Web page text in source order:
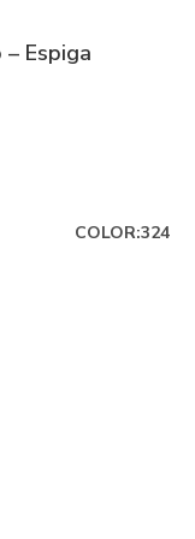
Espiga
COLOR:324